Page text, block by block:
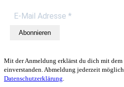
Abonnieren
Mit der Anmeldung erklärst du dich mit dem
einverstanden. Abmeldung jederzeit
Datenschutzerklärung.